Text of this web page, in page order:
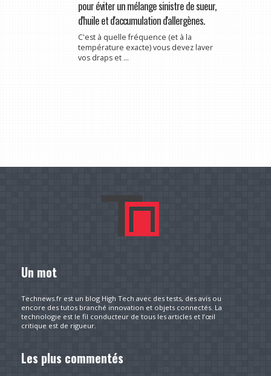
pour éviter un mélange sinistre de sueur,
d'huile et d'accumulation d'allergènes.
C'est à quelle fréquence (et à la
température exacte) vous devez laver
vos draps et ...
Un mot
Technews.fr est un blog High Tech avec des tests, des avis ou
encore des tutos branché innovation et objets connectés. La
technologie est le fil conducteur de tous les articles et l’œil
critique est de rigueur.
Les plus commentés